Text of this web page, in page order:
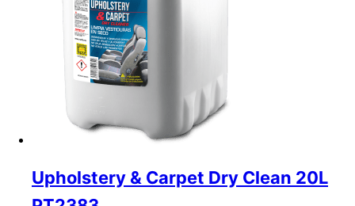
Upholstery & Carpet Dry Clean 20L